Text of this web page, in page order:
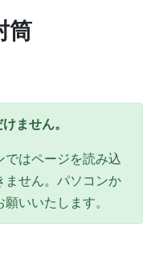
筒
ません。
ではページを読み込
ません。パソコンか
いいたします。